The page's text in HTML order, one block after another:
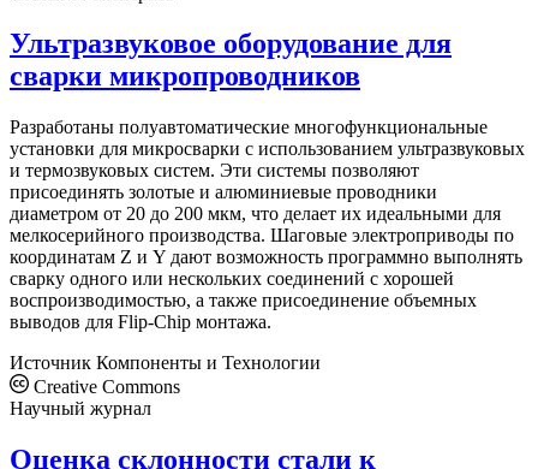
Ультразвуковое оборудование для
сварки микропроводников
Разработаны полуавтоматические многофункциональные
установки для микросварки с использованием ультразвуковых
и термозвуковых систем. Эти системы позволяют
присоединять золотые и алюминиевые проводники
диаметром от 20 до 200 мкм, что делает их идеальными для
мелкосерийного производства. Шаговые электроприводы по
координатам Z и Y дают возможность программно выполнять
сварку одного или нескольких соединений с хорошей
воспроизводимостью, а также присоединение объемных
выводов для Flip-Chip монтажа.
Источник Компоненты и Технологии
Creative Commons
Научный журнал
Оценка склонности стали к